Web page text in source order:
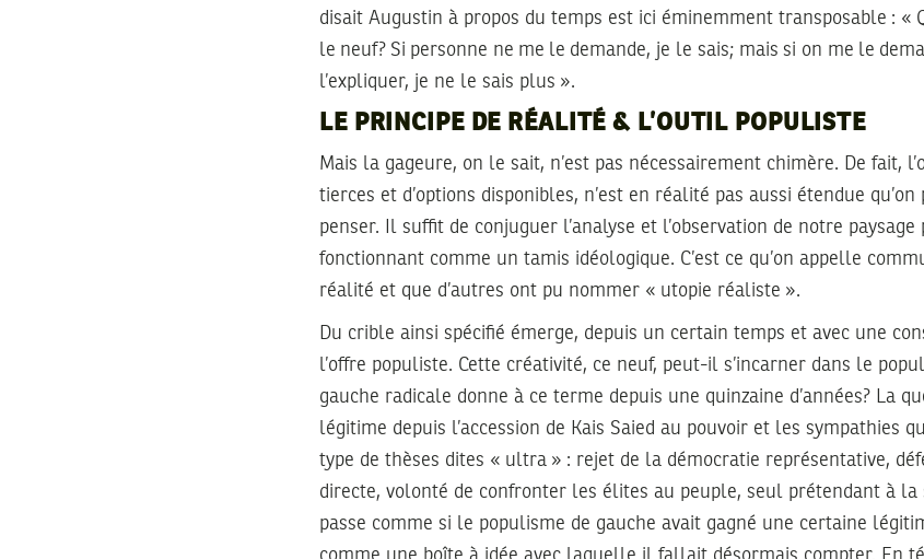
disait Augustin à propos du temps est ici éminemment transposable : «
le neuf? Si personne ne me le demande, je le sais; mais si on me le
l’expliquer, je ne le sais plus ».
LE PRINCIPE DE RÉALITÉ & L’OUTIL POPULISTE
Mais la gageure, on le sait, n’est pas nécessairement chimère. De fait,
tierces et d’options disponibles, n’est en réalité pas aussi étendue
penser. Il suffit de conjuguer l’analyse et l’observation de notre
fonctionnant comme un tamis idéologique. C’est ce qu’on appelle
réalité et que d’autres ont pu nommer « utopie réaliste ».
Du crible ainsi spécifié émerge, depuis un certain temps et avec une
l’offre populiste. Cette créativité, ce neuf, peut-il s’incarner dans le
gauche radicale donne à ce terme depuis une quinzaine d’années? La
légitime depuis l’accession de Kais Saied au pouvoir et les sympathies
type de thèses dites « ultra » : rejet de la démocratie représentative,
directe, volonté de confronter les élites au peuple, seul prétendant à la
passe comme si le populisme de gauche avait gagné une certaine